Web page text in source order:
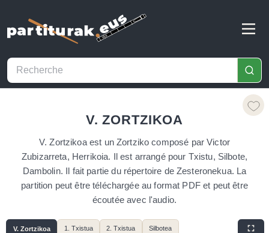
V. ZORTZIKOA
V. Zortzikoa est un Zortziko composé par Victor
Zubizarreta, Herrikoia. Il est arrangé pour Txistu, Silbote,
Dambolin. Il fait partie du répertoire de Zesteronekua. La
partition peut être téléchargée au format PDF et peut être
écoutée avec l'audio.
V. Zortzikoa 1. Txistua 2. Txistua Silbotea